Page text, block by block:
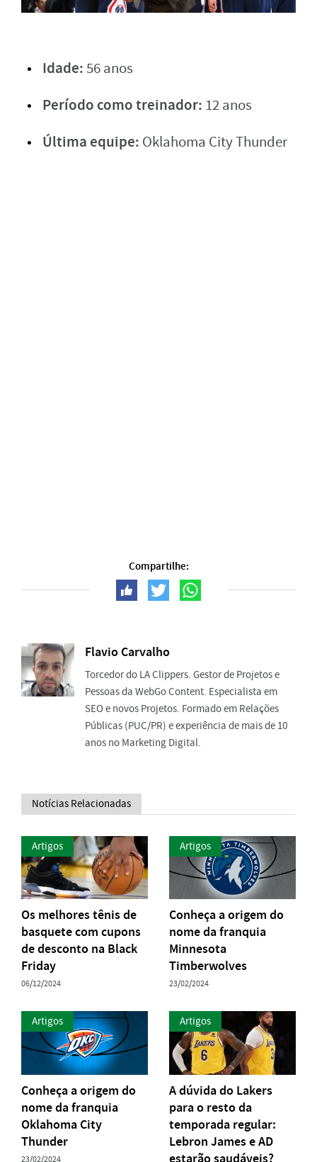
Idade:56 anos
Período como treinador: 12 anos
Última equipe: Oklahoma City Thunder
Compartilhe:
Flavio Carvalho
Torcedor do LA Clippers. Gestor de Projetos e
Pessoas da WebGo Content. Especialista em
SEO e novos Projetos. Formado em Relações
Públicas (PUC/PR) e experiência de mais de 10
anos no Marketing Digital.
Notícias Relacionadas
Artigos
Os melhores tênis de
basquete com cupons
de desconto na Black
Friday
06/12/2024
Artigos
Conheça a origem do
nome da franquia
Minnesota
Timberwolves
23/02/2024
Artigos
Conheça a origem do
nome da franquia
Oklahoma City
Thunder
23/02/2024
Artigos
A dúvida do Lakers
para o resto da
temporada regular:
Lebron James e AD
estarão saudáveis?